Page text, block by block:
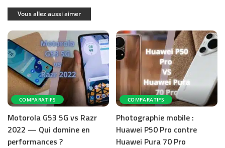
Vous allez aussi aimer
COMPARATIFS
Motorola G53 5G vs Razr
2022 — Qui domine en
performances ?
COMPARATIFS
Photographie mobile :
Huawei P50 Pro contre
Huawei Pura 70 Pro